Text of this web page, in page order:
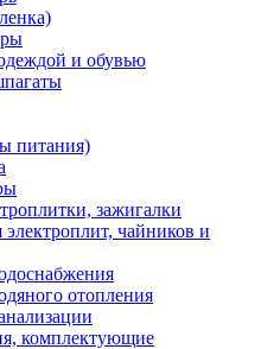
и обувью
питания)
зажигалки
чайников и
отопления
комплектующие